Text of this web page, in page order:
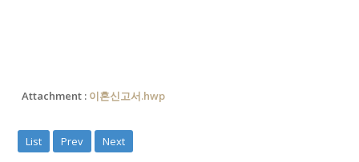
Attachment : 이혼신고서.hwp
List Prev Next